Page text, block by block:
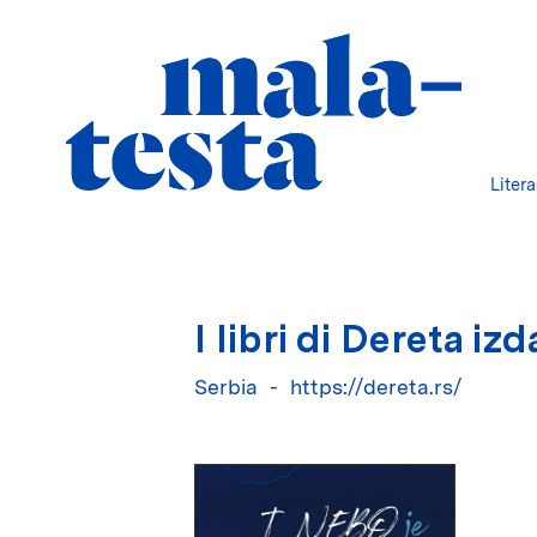
I libri di Dereta
Serbia https://dereta.rs/